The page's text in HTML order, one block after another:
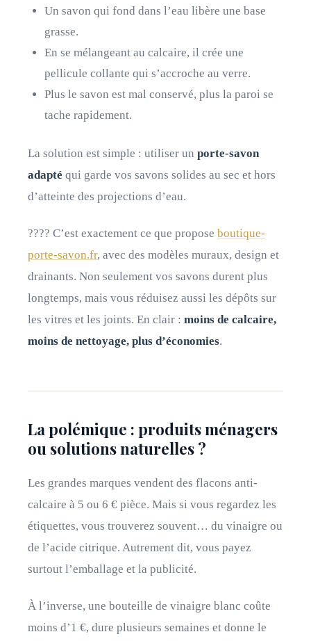
Un savon qui fond dans l’eau libère une base
grasse.
En se mélangeant au calcaire, il crée une
pellicule collante qui s’accroche au verre.
Plus le savon est mal conservé, plus la paroi se
tache rapidement.
La solution est simple : utiliser un porte-savon
adapté qui garde vos savons solides au sec et hors
d’atteinte des projections d’eau.
???? C’est exactement ce que propose boutique-
porte-savon.fr, avec des modèles muraux, design et
drainants. Non seulement vos savons durent plus
longtemps, mais vous réduisez aussi les dépôts sur
les vitres et les joints. En clair : moins de calcaire,
moins de nettoyage, plus d’économies.
La polémique : produits ménagers
ou solutions naturelles ?
Les grandes marques vendent des flacons anti-
calcaire à 5 ou 6 € pièce. Mais si vous regardez les
étiquettes, vous trouverez souvent… du vinaigre ou
de l’acide citrique. Autrement dit, vous payez
surtout l’emballage et la publicité.
À l’inverse, une bouteille de vinaigre blanc coûte
moins d’1 €, dure plusieurs semaines et donne le